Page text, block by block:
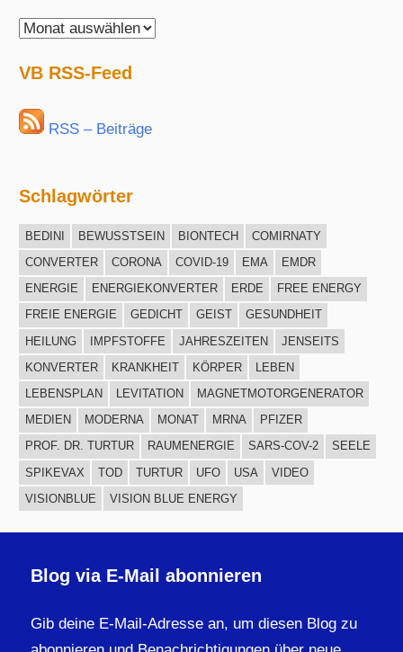
VisionBlue
VB RSS-Feed
RSS – Beiträge
Schlagwörter
BEDINI BEWUSSTSEIN BIONTECH
COMIRNATY
CONVERTER
CORONA COVID-19 EMA
EMDR
ENERGIE
ENERGIEKONVERTER ERDE
FREE ENERGY
FREIE ENERGIE
GEDICHT GEIST
GESUNDHEIT
HEILUNG
IMPFSTOFFE JAHRESZEITEN
JENSEITS
KONVERTER
KRANKHEIT KÖRPER
LEBEN
LEBENSPLAN
LEVITATION
MAGNETMOTORGENERATOR
MEDIEN
MODERNA MONAT MRNA
PFIZER
PROF. DR. TURTUR
RAUMENERGIE SARS-COV-2
SEELE
SPIKEVAX
TOD TURTUR UFO USA
VIDEO
VISIONBLUE
VISION BLUE ENERGY
Blog via E-Mail abonnieren
Gib deine E-Mail-Adresse an, um diesen Blog zu